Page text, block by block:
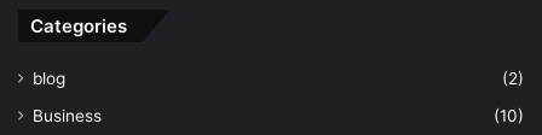
Categories
blog
(2)
Business
(10)